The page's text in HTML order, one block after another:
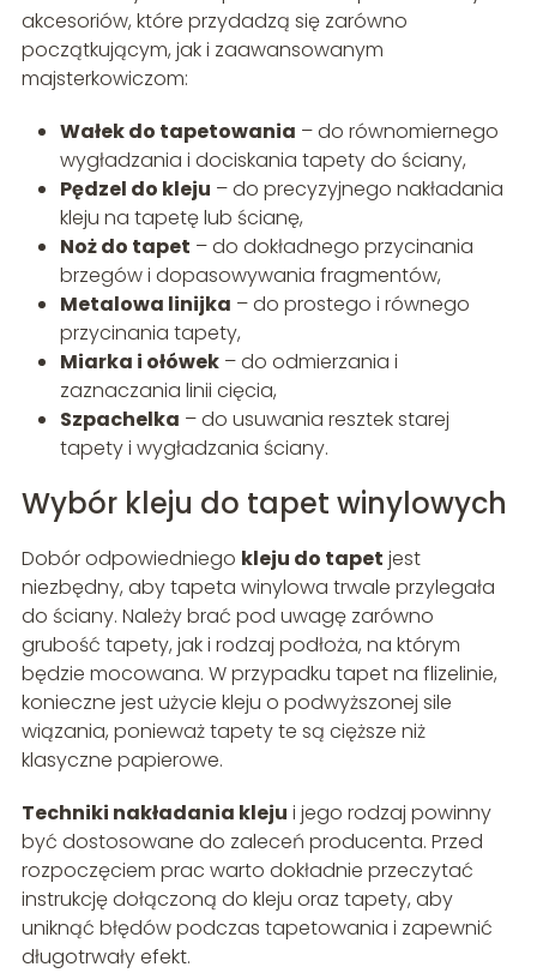
akcesoriów, które przydadzą się zarówno
początkującym, jak i zaawansowanym
majsterkowiczom:
Wałek do tapetowania – do równomiernego
wygładzania i dociskania tapety do ściany,
Pędzel do kleju – do precyzyjnego nakładania
kleju na tapetę lub ścianę,
Noż do tapet – do dokładnego przycinania
brzegów i dopasowywania fragmentów,
Metalowa linijka – do prostego i równego
przycinania tapety,
Miarka i ołówek– do odmierzania i
zaznaczania linii cięcia,
Szpachelka – do usuwania resztek starej
tapety i wygładzania ściany.
Wybór kleju do tapet winylowych
Dobór odpowiedniego kleju do tapet jest
niezbędny, aby tapeta winylowa trwale przylegała
do ściany. Należy brać pod uwagę zarówno
grubość tapety, jak i rodzaj podłoża, na którym
będzie mocowana. W przypadku tapet na flizelinie,
konieczne jest użycie kleju o podwyższonej sile
wiązania, ponieważ tapety te są cięższe niż
klasyczne papierowe.
Techniki nakładania kleju i jego rodzaj powinny
być dostosowane do zaleceń producenta. Przed
rozpoczęciem prac warto dokładnie przeczytać
instrukcję dołączoną do kleju oraz tapety, aby
uniknąć błędów podczas tapetowania i zapewnić
długotrwały efekt.